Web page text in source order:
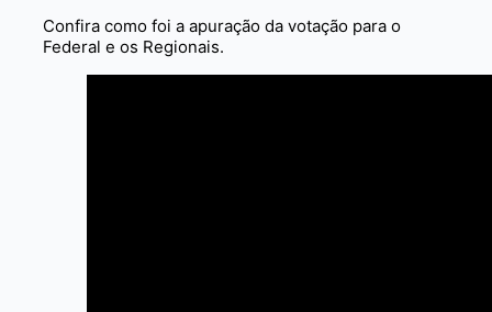
Confira como foi a apuração da votação para o
Federal e os Regionais.